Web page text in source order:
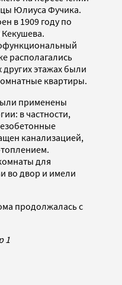
Юлиуса Фучика.
в 1909 году по
Кекушева.
располагались
этажах были
квартиры.
применены
в частности,
канализацией,
для
во двор и имели
продолжалась с
1